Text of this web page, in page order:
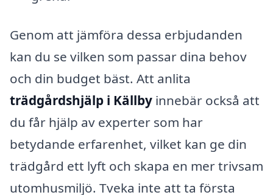
Genom att jämföra dessa erbjudanden
kan du se vilken som passar dina behov
och din budget bäst. Att anlita
trädgårdshjälp i Källby innebär också att
du får hjälp av experter som har
betydande erfarenhet, vilket kan ge din
trädgård ett lyft och skapa en mer trivsam
utomhusmiljö. Tveka inte att ta första